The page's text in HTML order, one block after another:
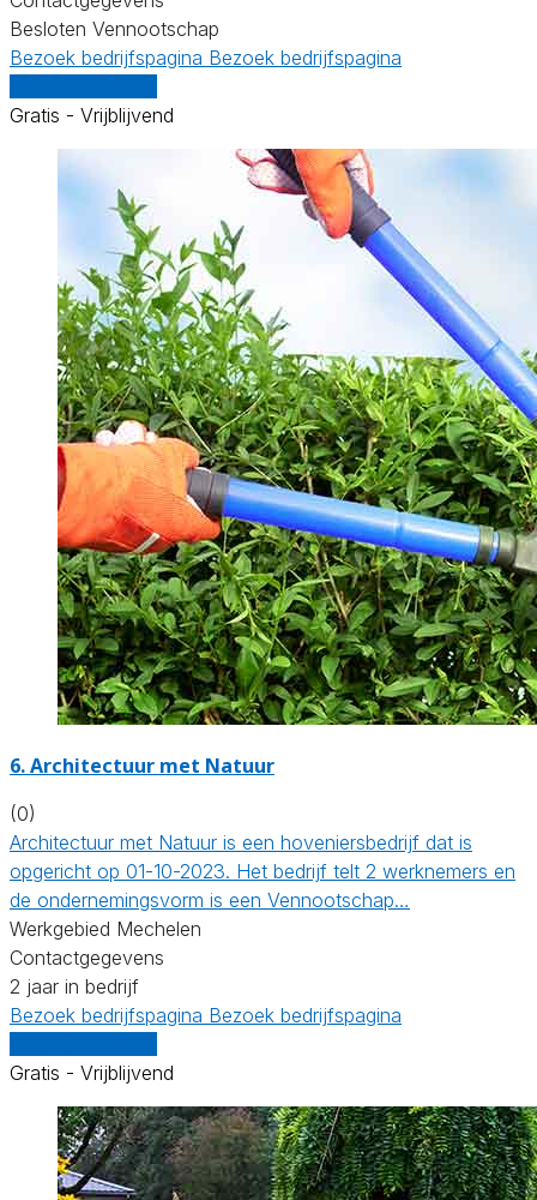
Besloten Vennootschap
Bezoek bedrijfspagina Bezoek bedrijfspagina
Gratis - Vrijblijvend
6.Architectuur met Natuur
(0)
Architectuur met Natuur is een hoveniersbedrijf dat is
opgericht op 01-10-2023. Het bedrijf telt 2 werknemers en
de ondernemingsvorm is een Vennootschap…
Werkgebied Mechelen
Contactgegevens
2 jaar in bedrijf
Bezoek bedrijfspagina Bezoek bedrijfspagina
Gratis - Vrijblijvend